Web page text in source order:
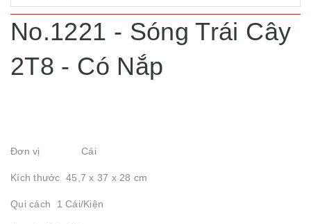
No.1221 - Sóng Trái Cây
2T8 - Có Nắp
Đơn vị Cái
Kích thước 45,7 x 37 x 28 cm
Qui cách 1 Cái/Kiện